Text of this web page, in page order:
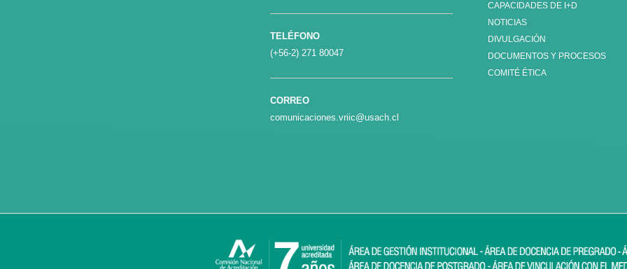
TELÉFONO
(+56-2) 271 80047
CORREO
comunicaciones.vriic@usach.cl
CAPACIDADES DE I+D
NOTICIAS
DIVULGACIÓN
DOCUMENTOS Y PROCESOS
COMITÉ ÉTICA